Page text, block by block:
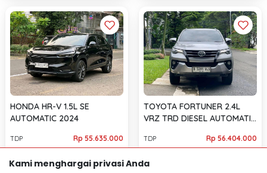
HONDA HR-V 1.5L SE
AUTOMATIC 2024
TDP Rp 55.635.000
Cicilan
Rp 7.820.800
38.524 Km
TOYOTA FORTUNER 2.4L
VRZ TRD DIESEL AUTOMATIC
TDP Rp 56.404.000
Cicilan
Rp 7.941.000
Kami menghargai privasi Anda